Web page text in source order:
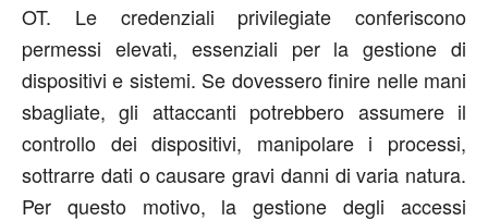
OT. Le credenziali privilegiate conferiscono
permessi elevati, essenziali per la gestione di
dispositivi e sistemi. Se dovessero finire nelle mani
sbagliate, gli attaccanti potrebbero assumere il
controllo dei dispositivi, manipolare i processi,
sottrarre dati o causare gravi danni di varia natura.
Per questo motivo, la gestione degli accessi